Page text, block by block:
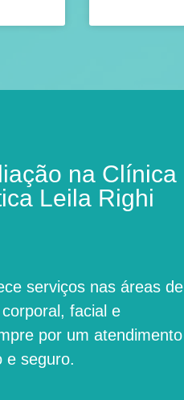
na Clínica
Leila Righi
serviços nas áreas de
facial e
por um atendimento
e seguro.